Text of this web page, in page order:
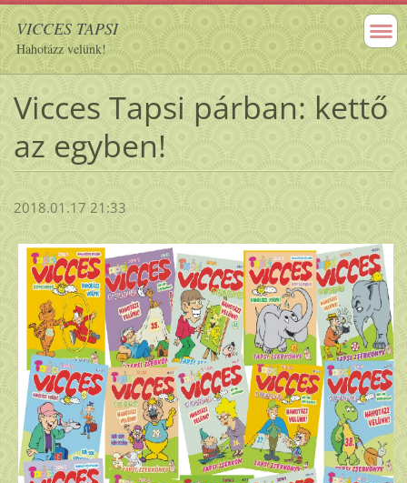
VICCES TAPSI
Hahotázz velünk!
Vicces Tapsi párban: kettő
az egyben!
2018.01.17 21:33